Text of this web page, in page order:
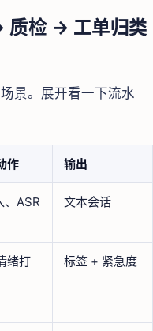
质检 → 工单归类
景。展开看一下流水
作 输出
、ASR
文本会话
绪打
标签 + 紧急度